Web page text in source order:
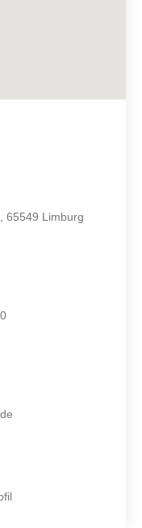
65549 Limburg